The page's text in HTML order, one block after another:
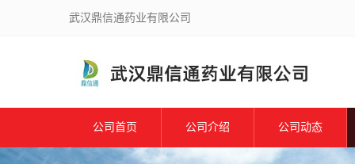
武汉鼎信通药业有限公司
公司首页 公司介绍 公司动态